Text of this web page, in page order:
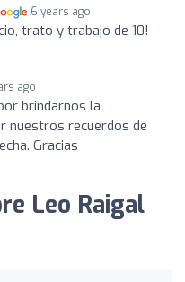
6 years ago
trato y trabajo de 10!
ago
brindarnos la
nuestros recuerdos de
Gracias
Leo Raigal